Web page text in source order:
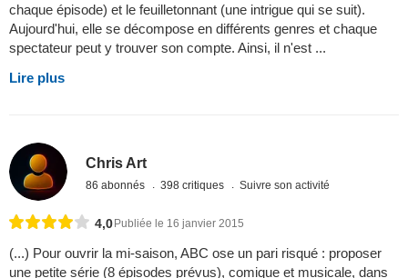
chaque épisode) et le feuilletonnant (une intrigue qui se suit).
Aujourd'hui, elle se décompose en différents genres et chaque
spectateur peut y trouver son compte. Ainsi, il n'est ...
Lire plus
Chris Art
86 abonnés 398 critiques Suivre son activité
4,0 Publiée le 16 janvier 2015
(...) Pour ouvrir la mi-saison, ABC ose un pari risqué : proposer
une petite série (8 épisodes prévus), comique et musicale, dans